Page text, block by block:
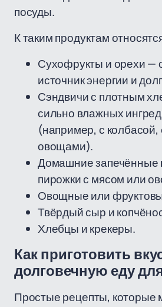
посуды.
К таким продуктам
Сухофрукты и орехи —
источник энергии и
Сэндвичи с плотным
сильно влажных
(например, с
овощами).
Домашние запечённые
пирожки с мясом или
Овощные или
Твёрдый сыр и
Хлебцы и крекеры.
Как приготовить
долговечную еду
Простые рецепты, которые